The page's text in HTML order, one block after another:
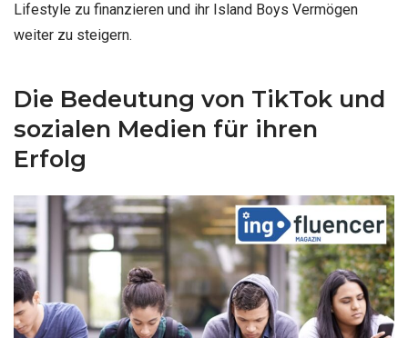
Lifestyle zu finanzieren und ihr Island Boys Vermögen
weiter zu steigern.
Die Bedeutung von TikTok und
sozialen Medien für ihren
Erfolg